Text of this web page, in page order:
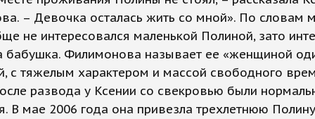
– Девочка осталась жить со мной». По словам
не интересовался маленькой Полиной, зато
бабушка. Филимонова называет ее «женщиной
с тяжелым характером и массой свободного
развода у Ксении со свекровью были
В мае 2006 года она привезла трехлетнюю